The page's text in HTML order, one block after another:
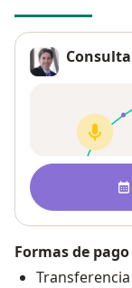
Disponibilidad
Formas de